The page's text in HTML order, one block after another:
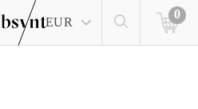
EUR
0